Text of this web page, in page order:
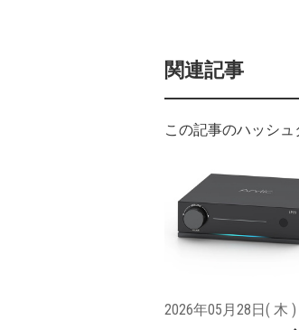
関連記事
この記事のハッシュ
2026年05月28日( 木 )